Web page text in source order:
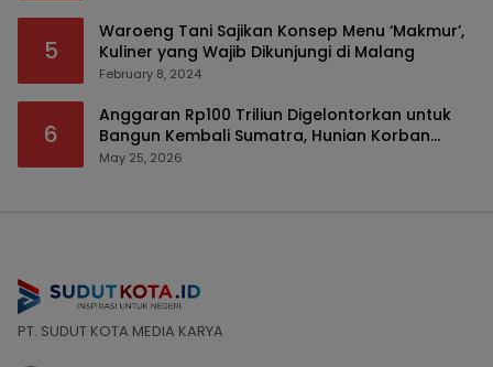
5
Waroeng Tani Sajikan Konsep Menu ‘Makmur’,
Kuliner yang Wajib Dikunjungi di Malang
February 8, 2024
6
Anggaran Rp100 Triliun Digelontorkan untuk
Bangun Kembali Sumatra, Hunian Korban
Bencana Bakal Difokuskan
May 25, 2026
PT. SUDUT KOTA MEDIA KARYA